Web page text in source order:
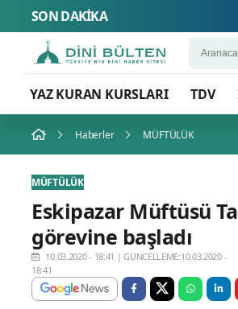
SON DAKİKA
YAZ KURAN KURSLARI TDV
Haberler MÜFTÜLÜK
MÜFTÜLÜK
Eskipazar Müftüsü
görevine başladı
10.03.2020 - 18:41 |GÜNCELLEME:10.03.2020 -
18:41